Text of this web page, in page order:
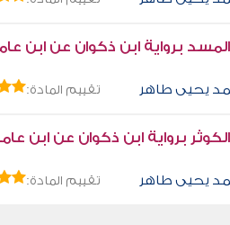
برواية ابن ذكوان عن ابن
يحيى طاهر تقييم المادة:
برواية ابن ذكوان عن ابن
يحيى طاهر تقييم المادة: